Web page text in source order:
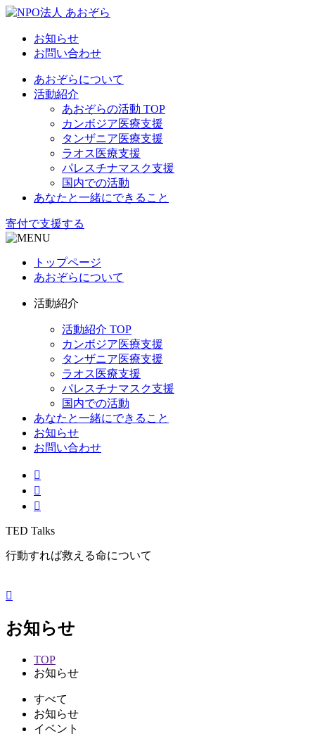
お知らせ
お問い合わせ
あおぞらについて
活動紹介
あおぞらの活動 TOP
カンボジア医療支援
タンザニア医療支援
ラオス医療支援
パレスチナマスク支援
国内での活動
あなたと一緒にできること
寄付で支援する
トップページ
あおぞらについて
活動紹介
活動紹介 TOP
カンボジア医療支援
タンザニア医療支援
ラオス医療支援
パレスチナマスク支援
国内での活動
あなたと一緒にできること
お知らせ
お問い合わせ
TED Talks
行動すれば救える命について
お知らせ
TOP
お知らせ
すべて
お知らせ
イベント